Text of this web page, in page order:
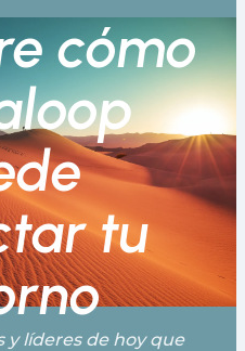
cómo
tu
y líderes de hoy que